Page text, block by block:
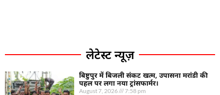
लेटेस्ट न्यूज़
बिष्टुपुर में बिजली संकट खत्म, उपासना मरांडी की
पहल पर लगा नया ट्रांसफार्मर।
August 7, 2026 7:58 pm